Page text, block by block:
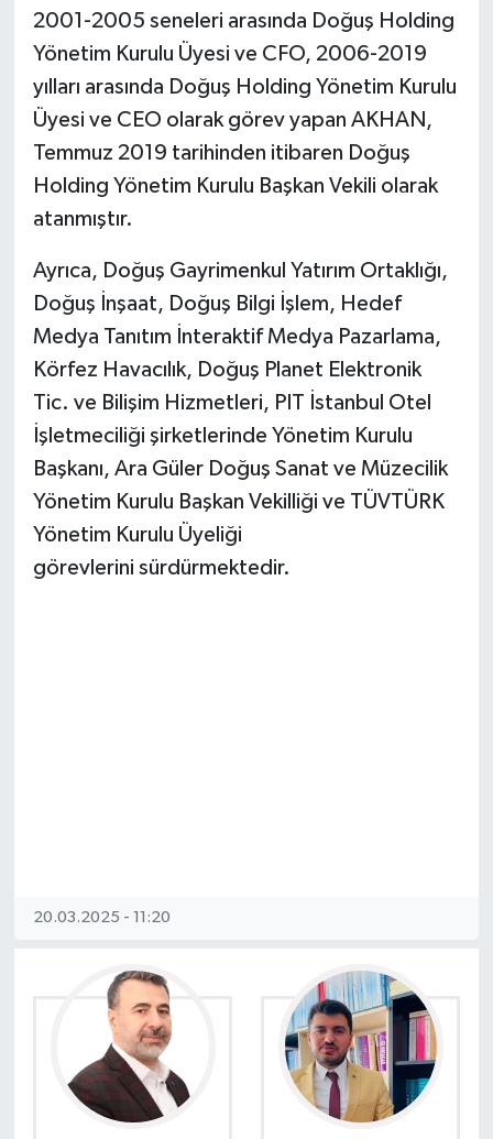
2001-2005 seneleri arasında Doğuş Holding
Yönetim Kurulu Üyesi ve CFO, 2006-2019
yılları arasında Doğuş Holding Yönetim Kurulu
Üyesi ve CEO olarak görev yapan AKHAN,
Temmuz 2019 tarihinden itibaren Doğuş
Holding Yönetim Kurulu Başkan Vekili olarak
atanmıştır.
Ayrıca, Doğuş Gayrimenkul Yatırım Ortaklığı,
Doğuş İnşaat, Doğuş Bilgi İşlem, Hedef
Medya Tanıtım İnteraktif Medya Pazarlama,
Körfez Havacılık, Doğuş Planet Elektronik
Tic. ve Bilişim Hizmetleri, PIT İstanbul Otel
İşletmeciliği şirketlerinde Yönetim Kurulu
Başkanı, Ara Güler Doğuş Sanat ve Müzecilik
Yönetim Kurulu Başkan Vekilliği ve TÜVTÜRK
Yönetim Kurulu Üyeliği
görevlerini sürdürmektedir.
20.03.2025 - 11:20